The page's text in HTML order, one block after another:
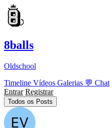
8balls
Oldschool
Timeline Vídeos Galerias 💬 Chat
Entrar Registrar
Todos os Posts